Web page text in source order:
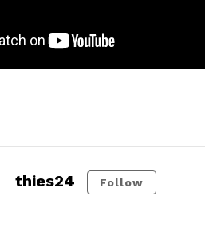
thies24 Follow